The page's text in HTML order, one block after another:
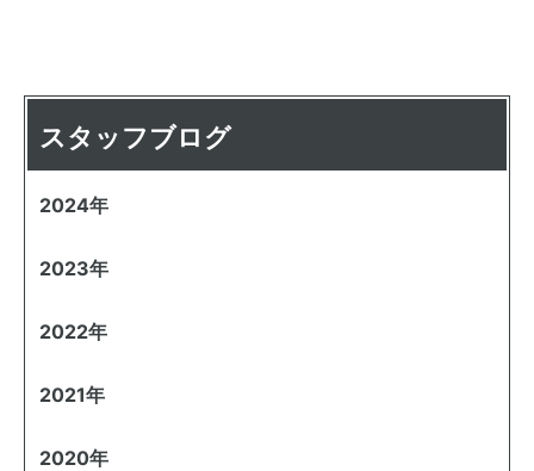
スタッフブログ
2024年
2023年
2022年
2021年
2020年